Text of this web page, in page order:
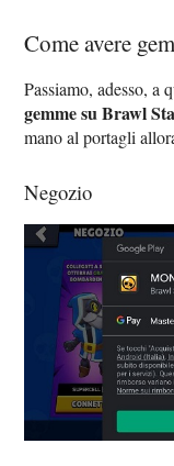
Come avere
Passiamo, adesso,
gemme su Brawl
mano al portagli
Negozio